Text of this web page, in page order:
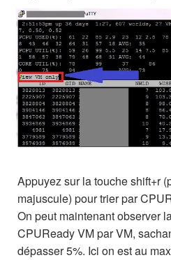
Appuyez sur la touche shift+r
majuscule) pour trier par
On peut maintenant observer
CPUReady VM par VM,
dépasser 5%. Ici on est au